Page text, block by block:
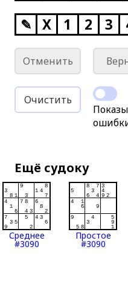
✎ X 1 2 3
Отменить
Очистить
Ещё судоку
Среднее
#3090
Простое
#3090